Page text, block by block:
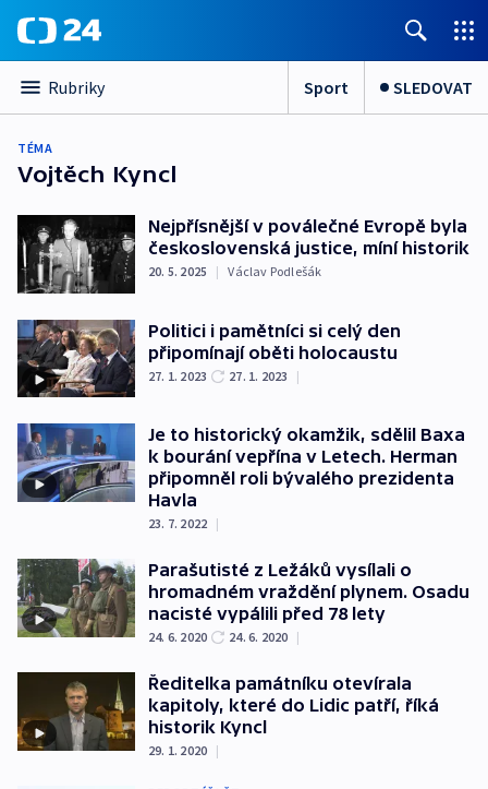
Rubriky Sport SLEDOVAT
TÉMA
Vojtěch Kyncl
Nejpřísnější v poválečné Evropě byla
československá justice, míní historik
20. 5. 2025 | Václav Podlešák
Politici i pamětníci si celý den
připomínají oběti holocaustu
27. 1. 2023 27. 1. 2023 |
Je to historický okamžik, sdělil Baxa
k bourání vepřína v Letech. Herman
připomněl roli bývalého prezidenta
Havla
23. 7. 2022 |
Parašutisté z Ležáků vysílali o
hromadném vraždění plynem. Osadu
nacisté vypálili před 78 lety
24. 6. 2020 24. 6. 2020 |
Ředitelka památníku otevírala
kapitoly, které do Lidic patří, říká
historik Kyncl
29. 1. 2020 |